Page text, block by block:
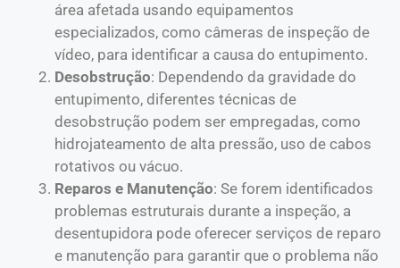
área afetada usando equipamentos
especializados, como câmeras de inspeção de
vídeo, para identificar a causa do entupimento.
Desobstrução: Dependendo da gravidade do
entupimento, diferentes técnicas de
desobstrução podem ser empregadas, como
hidrojateamento de alta pressão, uso de cabos
rotativos ou vácuo.
Reparos e Manutenção: Se forem identificados
problemas estruturais durante a inspeção, a
desentupidora pode oferecer serviços de reparo
e manutenção para garantir que o problema não